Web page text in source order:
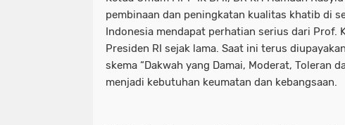
pembinaan dan peningkatan kualitas khatib di
Indonesia mendapat perhatian serius dari Prof.
Presiden RI sejak lama. Saat ini terus
skema “Dakwah yang Damai, Moderat, Toleran
menjadi kebutuhan keumatan dan kebangsaan.